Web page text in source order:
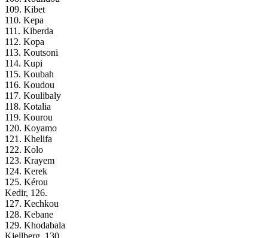
109. Kibet
110. Kepa
111. Kiberda
112. Kopa
113. Koutsoni
114. Kupi
115. Koubah
116. Koudou
117. Koulibaly
118. Kotalia
119. Kourou
120. Koyamo
121. Khelifa
122. Kolo
123. Krayem
124. Kerek
125. Kérou
Kedir, 126.
127. Kechkou
128. Kebane
129. Khodabala
Kjellberg, 130.